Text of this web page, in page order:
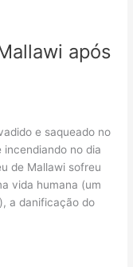
após
e saqueado no
no dia
de Mallawi sofreu
vida humana (um
a danificação do